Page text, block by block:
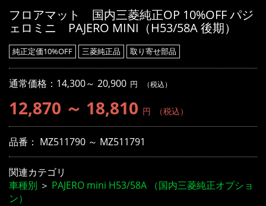
フロアマット 国内三菱純正OP 10%OFF パジ
ェロミニ PAJERO MINI（H53/58A 後期）
純正定価10%OFF 三菱純正品 取り寄せ部品
通常価格： 14,300～ 20,900 円 （税込）
12,870 ～ 18,810 円 （税込）
品番： MZ511790 ～ MZ511791
関連カテゴリ
車種別 ＞ PAJERO mini H53/58A （国内三菱純正オプショ
ン）